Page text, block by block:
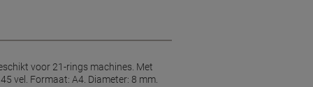
voor 21-rings machines. Met
vel. Formaat: A4. Diameter: 8 mm.